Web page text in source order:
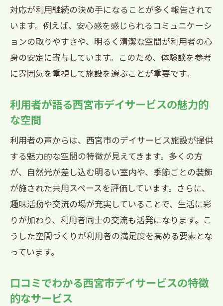
対応が利用継続の決め手になることが多く報告されて
います。例えば、安心感を感じられるコミュニケーシ
ョンの取りやすさや、明るく清潔な空間が利用者の心
身の安定に寄与しています。このため、体験談を参考
に雰囲気を重視して施設を選ぶことが重要です。
利用者が語る西宮市デイサービスの魅力的
な空間
利用者の声からは、西宮市のデイサービス施設が提供
する魅力的な空間の特徴が見えてきます。多くの方
が、自然光が差し込む明るい室内や、季節ごとの装飾
が施された共用スペースを評価しています。さらに、
趣味活動や交流の場が充実していることで、生活に彩
りが加わり、利用者同士の交流も活発になります。こ
うした空間づくりが利用者の満足度を高める要素とな
っています。
口コミでわかる西宮市デイサービスの特徴
的なサービス